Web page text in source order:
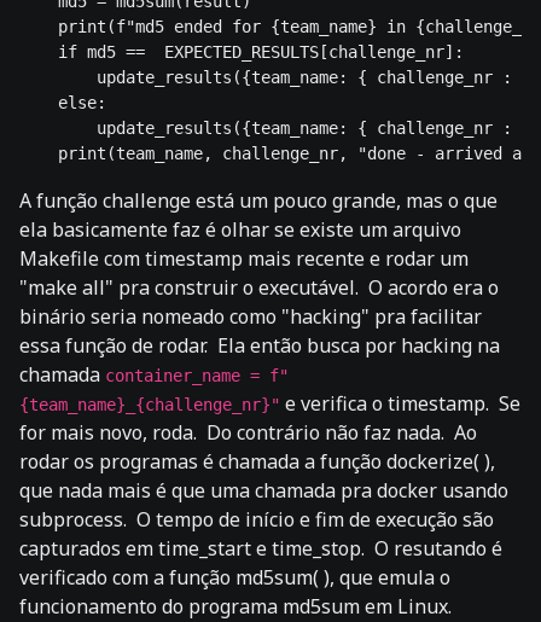
print(f"md5 ended for {team_name} in
    if md5 ==  EXPECTED_RESULTS[challenge_nr]:
update_results({team_name: { challenge_nr :
    else:
update_results({team_name: { challenge_nr :
A função challenge está um pouco grande, mas o que
ela basicamente faz é olhar se existe um arquivo
Makefile com timestamp mais recente e rodar um
"make all" pra construir o executável. O acordo era o
binário seria nomeado como "hacking" pra facilitar
essa função de rodar. Ela então busca por hacking na
chamada container_name = f"
{team_name}_{challenge_nr}" e verifica o timestamp. Se
for mais novo, roda. Do contrário não faz nada. Ao
rodar os programas é chamada a função dockerize( ),
que nada mais é que uma chamada pra docker usando
subprocess. O tempo de início e fim de execução são
capturados em time_start e time_stop. O resutando é
verificado com a função md5sum( ), que emula o
funcionamento do programa md5sum em Linux.